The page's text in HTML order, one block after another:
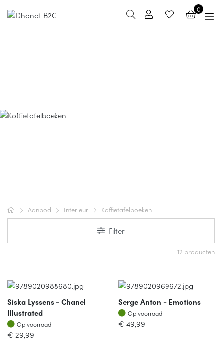
0
onze koffietafelboeken. Van stijlvolle interieurboeken tot
Aanbod Interieur Koffietafelboeken
Filter
12 producten
Siska Lyssens - Chanel
Illustrated
Op voorraad
Op voorraad
€ 29,99
Serge Anton - Emotions
Op voorraad
Op voorraad
€ 49,99